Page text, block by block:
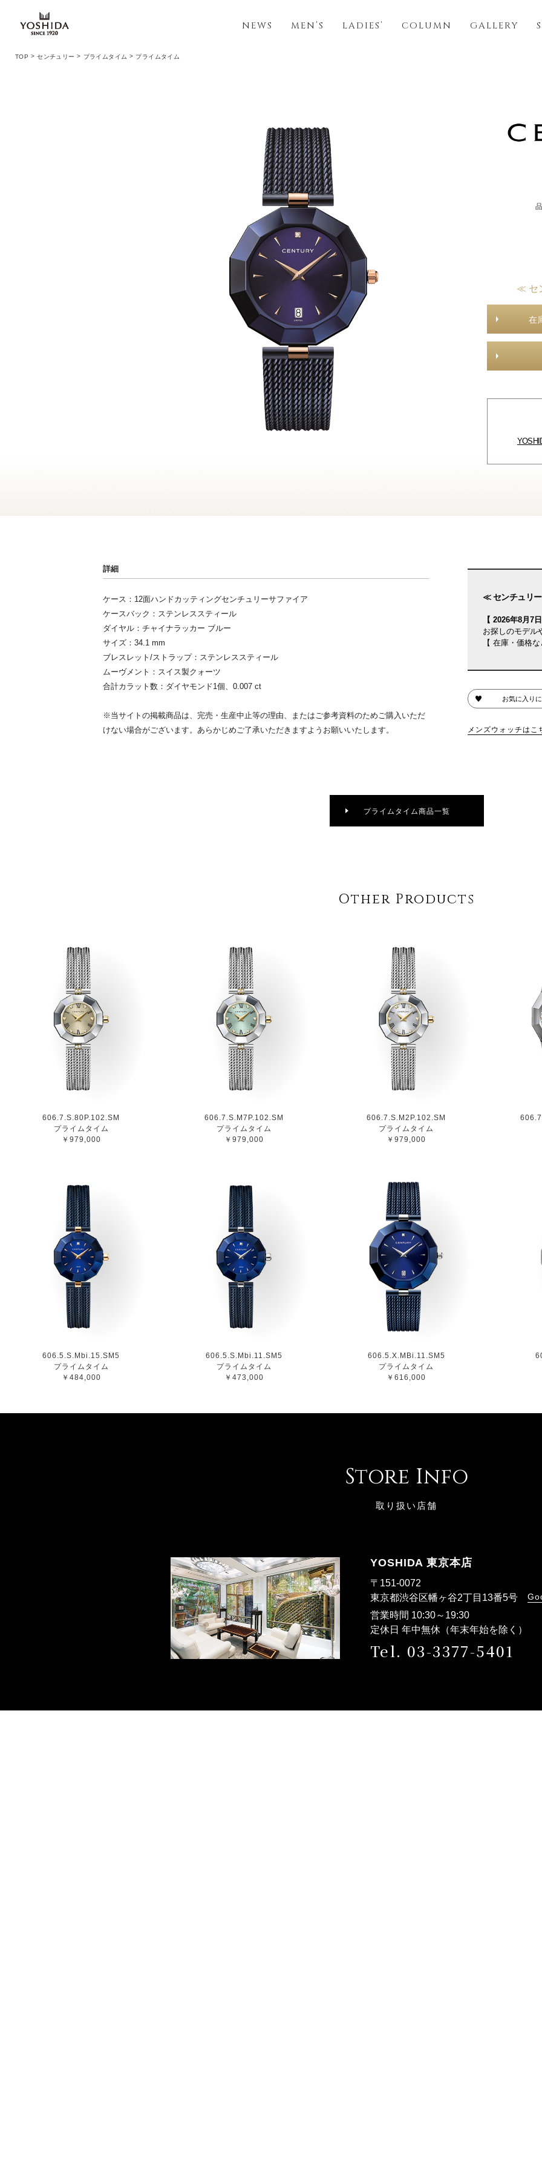
NEWS MEN’S LADIES’ COLUMN GALLERY
≪ セ
在
TOP センチュリー プライムタイム プライムタイム
詳細
ケース：12面ハンドカッティングセンチュリーサファイア
ケースバック：ステンレススティール
ダイヤル：チャイナラッカー ブルー
サイズ：34.1 mm
ブレスレット/ストラップ：ステンレススティール
ムーヴメント：スイス製クォーツ
合計カラット数：ダイヤモンド1個、0.007 ct
※当サイトの掲載商品は、完売・生産中止等の理由、またはご参考資料のためご購入いただ
けない場合がございます。あらかじめご了承いただきますようお願いいたします。
≪ センチュリ
【 2026年8月7
お探しのモデル
【 在庫・価格
お気に入り
メンズウォッチはこ
プライムタイム商品一覧
Other Products
606.7.S.80P.102.SM
プライムタイム
￥979,000
606.7.S.M7P.102.SM
プライムタイム
￥979,000
606.7.S.M2P.102.SM
プライムタイム
￥979,000
606.5.S.Mbi.15.SM5
プライムタイム
￥484,000
606.5.S.Mbi.11.SM5
プライムタイム
￥473,000
606.5.X.MBi.11.SM5
プライムタイム
￥616,000
Store Info
取り扱い店舗
YOSHIDA 東京本店
〒151-0072
東京都渋谷区幡ヶ谷2丁目13番5号
営業時間 10:30～19:30
定休日 年中無休（年末年始を除く）
Tel. 03-3377-5401